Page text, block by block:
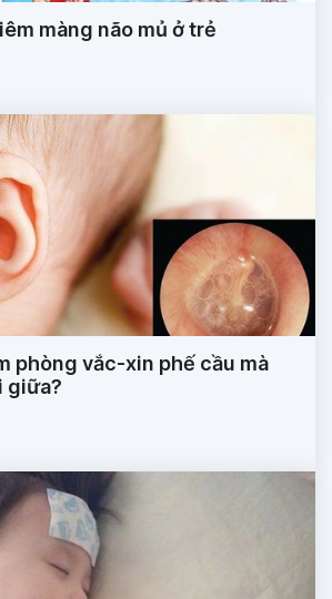
màng não mủ ở trẻ
phòng vắc-xin phế cầu mà
giữa?